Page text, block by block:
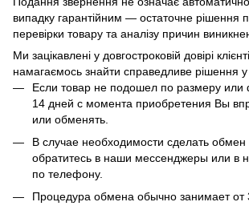
випадку гарантійним — остаточне рішення
перевірки товару та аналізу причин
Ми зацікавлені у довгостроковій довірі
намагаємось знайти справедливе рішення у
Если товар не подошел по размеру или
14 дней с момента приобретения Вы
или обменять.
В случае необходимости сделать обмен
обратитесь в наши мессенджеры или в
по телефону.
Процедура обмена обычно занимает от